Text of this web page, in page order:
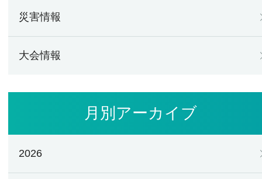
災害情報
大会情報
月別アーカイブ
2026